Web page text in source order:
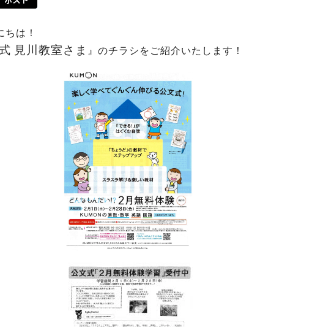
は！
見川教室さま 』のチラシをご紹介いたします！